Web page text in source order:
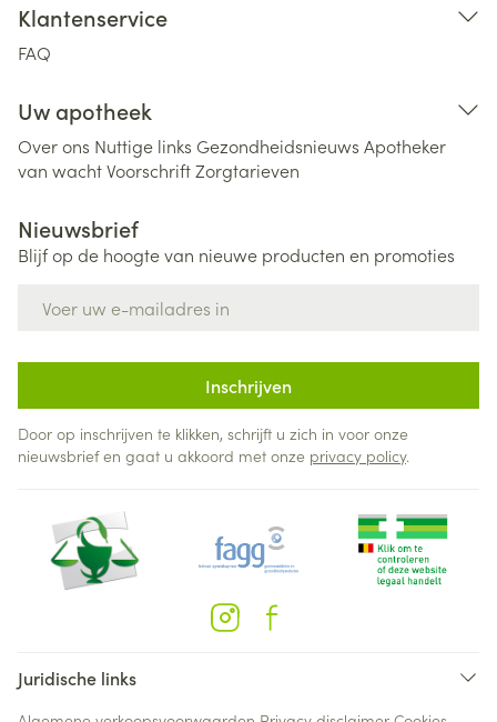
Klantenservice
FAQ
Uw apotheek
Over ons Nuttige links Gezondheidsnieuws Apotheker
van wachtVoorschriftZorgtarieven
Nieuwsbrief
Blijf op de hoogte van nieuwe producten en promoties
Inschrijven
Door op inschrijven te klikken, schrijft u zich in voor onze
nieuwsbrief en gaat u akkoord met onze privacy policy.
Juridische links